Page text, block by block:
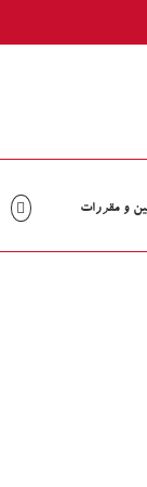
و مقررات